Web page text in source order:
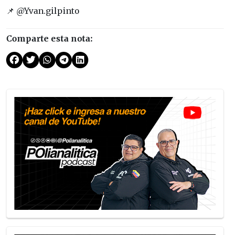
📌 @Yvan.gilpinto
Comparte esta nota: